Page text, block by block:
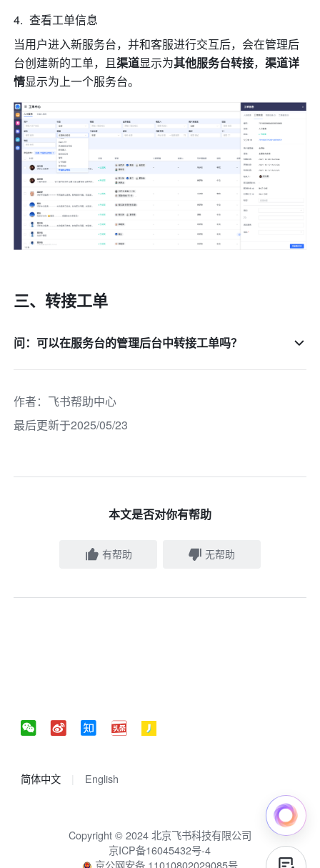
查看工单信息
当用户进入新服务台，并和客服进行交互后， 会在管理后
台创建新的工单，且渠道显示为其他服务台转接，渠道详
情显示为上一个服务台。
三、转接工单
问：可以在服务台的管理后台中转接工单吗？
作者： 飞书帮助中心
最后更新于2025/05/23
本文是否对你有帮助
有帮助 无帮助
简体中文 English
Copyright © 2024 北京飞书科技有限公司
京ICP备16045432号-4
京公网安备 11010802029085号